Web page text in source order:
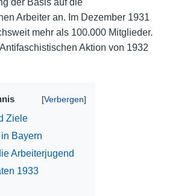
der Basis auf die
Arbeiter an. Im Dezember 1931
mehr als 100.000 Mitglieder.
Aktion von 1932
Ziele
Bayern
Arbeiterjugend
1933